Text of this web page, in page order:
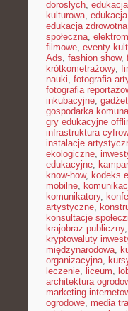
dorosłych,
kulturowa,
edukacja zdrowotna
społeczna,
filmowe, eventy
Ads, fashion show,
krótkometrażowy,
nauki, fotografia
fotografia
inkubacyjne,
gospodarka
gry edukacyjne
infrastruktura
instalacje
ekologiczne,
edukacyjne,
know-how, kodeks
mobilne,
komunikatory,
artystyczne,
konsultacje
krajobraz publiczny,
kryptowaluty
międzynarodowa,
organizacyjna,
leczenie, liceum,
architektura
marketing
ogrodowe, media